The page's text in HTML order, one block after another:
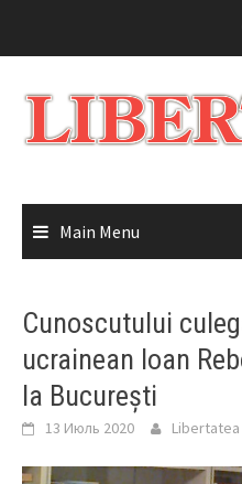
Main Menu
Cunoscutului
ucrainean Ioan
la București
13 Июль 2020 Libertatea